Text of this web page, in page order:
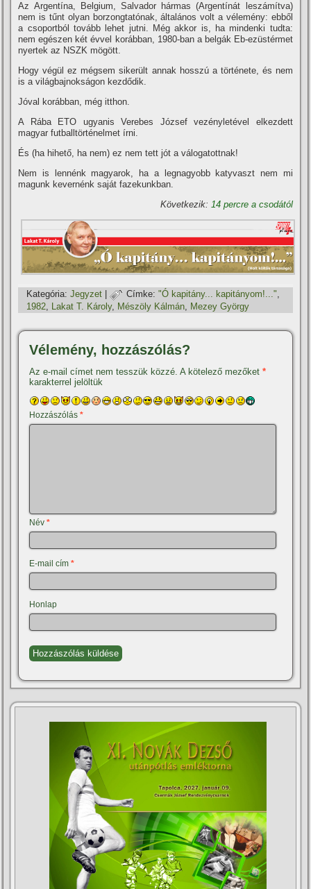
Az Argentí­na, Belgium, Salvador hármas (Argentí­nát leszámí­tva)
nem is tűnt olyan borzongtatónak, általános volt a vélemény: ebből
a csoportból tovább lehet jutni. Még akkor is, ha mindenki tudta:
nem egészen két évvel korábban, 1980-ban a belgák Eb-ezüstérmet
nyertek az NSZK mögött.
Hogy végül ez mégsem sikerült annak hosszú a története, és nem
is a világbajnokságon kezdődik.
Jóval korábban, még itthon.
A Rába ETO ugyanis Verebes József vezényletével elkezdett
magyar futballtörténelmet í­rni.
És (ha hihető, ha nem) ez nem tett jót a válogatottnak!
Nem is lennénk magyarok, ha a legnagyobb katyvaszt nem mi
magunk kevernénk saját fazekunkban.
Következik: 14 percre a csodától
Kategória: Jegyzet Címke: "Ó kapitány... kapitányom!..."
1982 Lakat T. Károly, Mészöly Kálmán Mezey György
Vélemény, hozzászólás?
Az e-mail címet nem tesszük közzé. A kötelező mezőket*
karakterrel jelöltük
Hozzászólás*
Név*
E-mail cím*
Honlap